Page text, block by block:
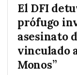
El DFI
prófugo
asesinato
vinculado
Monos”